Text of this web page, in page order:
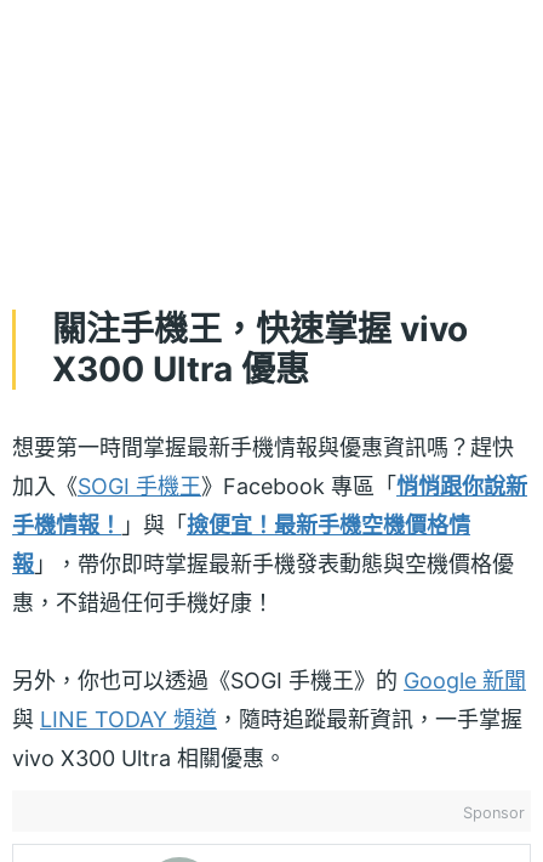
關注手機王，快速掌握 vivo
X300 Ultra 優惠
想要第一時間掌握最新手機情報與優惠資訊嗎？趕快
加入《SOGI 手機王》Facebook 專區「悄悄跟你說新
手機情報！ 」與「撿便宜！最新手機空機價格情
報 」，帶你即時掌握最新手機發表動態與空機價格優
惠，不錯過任何手機好康！
另外，你也可以透過《SOGI 手機王》的 Google 新聞
與 LINE TODAY 頻道 ，隨時追蹤最新資訊，一手掌握
vivo X300 Ultra 相關優惠。
Sponsor